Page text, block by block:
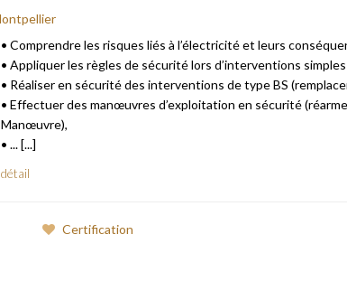
• Comprendre les risques liés à l’électricité et leurs
• Appliquer les règles de sécurité lors d’interventions simples
• Réaliser en sécurité des interventions de type BS
• Effectuer des manœuvres d’exploitation en sécurité
Manœuvre),
• ... [...]
détail
Certification